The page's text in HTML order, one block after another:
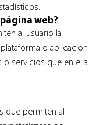
web?
al usuario la
o aplicación
o servicios que en ella
que permiten al